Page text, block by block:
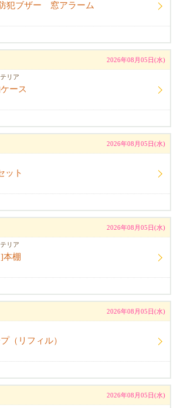
犯ブザー 窓アラーム
2026年08月05日(水)
リア
ース
2026年08月05日(水)
ット
2026年08月05日(水)
リア
本棚
2026年08月05日(水)
（リフィル）
2026年08月05日(水)